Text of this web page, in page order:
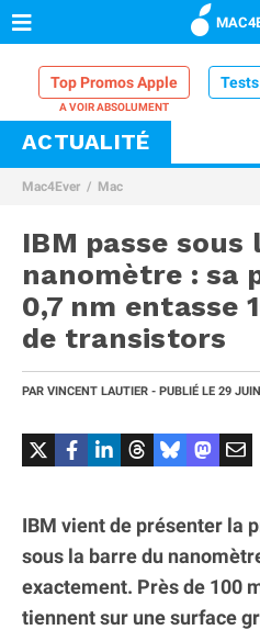
Top Promos Apple
VPN Mac
Comparatif iPhone
ACTUALITÉ
Mac4Ever Mac
IBM passe sous
nanomètre : sa
0,7 nm entasse
de transistors
PAR VINCENT LAUTIER - PUBLIÉ LE 29
IBM vient de présenter la
sous la barre du
exactement. Près de 100
tiennent sur une surface